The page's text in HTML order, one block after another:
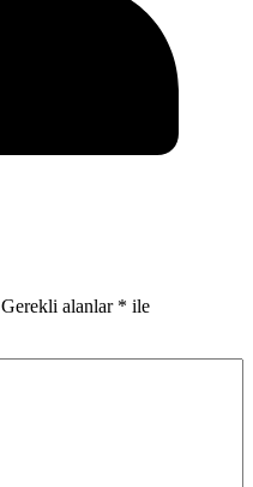
Gerekli alanlar * ile